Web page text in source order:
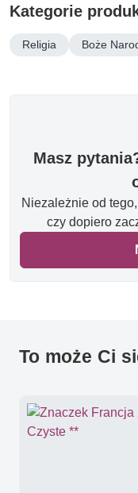
Kategorie
Religia Boże
Masz
Niezależnie od
czy dopiero
To może Ci